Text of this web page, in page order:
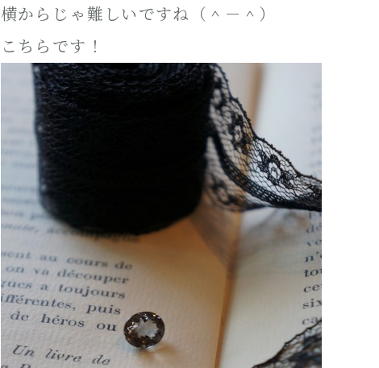
横からじゃ難しいですね（＾－＾）
こちらです！